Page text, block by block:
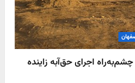
اجرای حق‌آبه زاینده